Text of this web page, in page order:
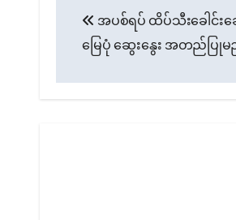
navigation
အပစ်ရပ် ထိပ်သီးခေါင်းဆ
မြေပုံ ဆွေးနွေး အတည်ပြု